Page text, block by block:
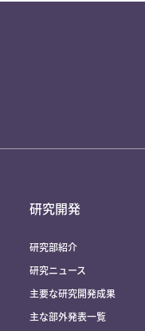
研究開発
研究部紹介
研究ニュース
主要な研究開発成果
主な部外発表一覧